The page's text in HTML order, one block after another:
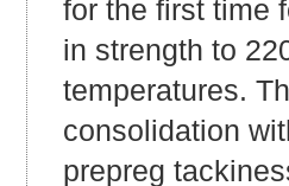
for the first time
in strength to
temperatures.
consolidation
prepreg